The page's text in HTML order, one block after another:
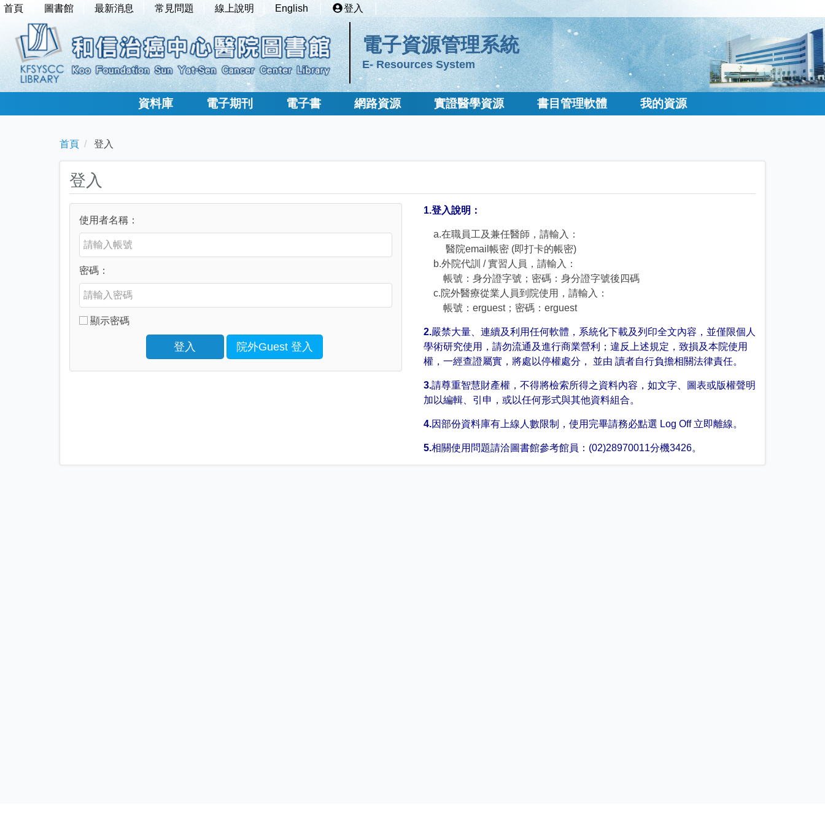
首頁 圖書館 最新消息 常見問題 線上說明 English 登入
電子資源管理系統
E- Resources System
資料庫 電子期刊 電子書 網路資源 實證醫學資源 書目管理軟體 我的資源
首頁 登入
登入
使用者名稱：
密碼：
顯示密碼
登入 院外Guest 登入
1.登入說明：
a.在職員工及兼任醫師，請輸入：
醫院email帳密 (即打卡的帳密)
b.外院代訓 / 實習人員，請輸入：
帳號：身分證字號；密碼：身分證字號後四碼
c.院外醫療從業人員到院使用，請輸入：
帳號：erguest；密碼：erguest
2.嚴禁大量、連續及利用任何軟體，系統化下載及列印全文內容，並僅限個人
學術研究使用，請勿流通及進行商業營利；違反上述規定，致損及本院使用
權，一經查證屬實，將處以停權處分， 並由 讀者自行負擔相關法律責任。
3.請尊重智慧財產權，不得將檢索所得之資料內容，如文字、圖表或版權聲明
加以編輯、引申，或以任何形式與其他資料組合。
4.因部份資料庫有上線人數限制，使用完畢請務必點選 Log Off 立即離線。
5.相關使用問題請洽圖書館參考館員：(02)28970011分機3426。